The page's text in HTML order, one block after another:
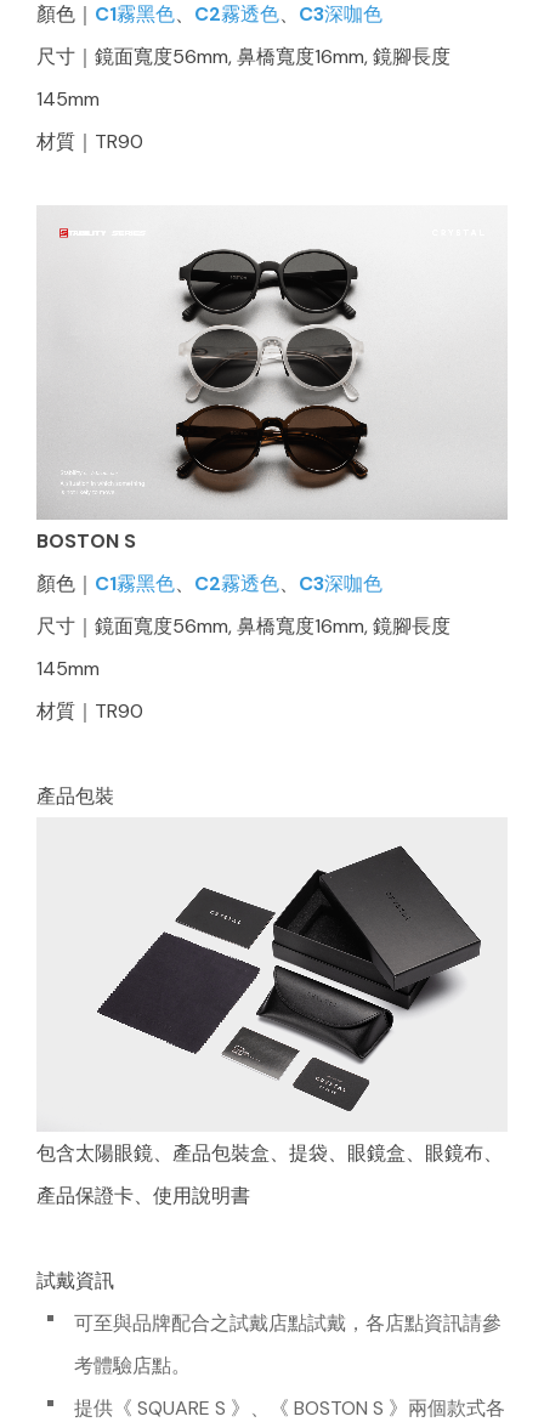
顏色｜ C1霧黑色、 C2霧透色、 C3深咖色
尺寸｜鏡面寬度56mm, 鼻橋寬度16mm, 鏡腳長度
145mm
材質｜TR90
BOSTON S
顏色｜ C1霧黑色、 C2霧透色、 C3深咖色
尺寸｜鏡面寬度56mm, 鼻橋寬度16mm, 鏡腳長度
145mm
材質｜TR90
產品包裝
包含太陽眼鏡、產品包裝盒、提袋、眼鏡盒、眼鏡布、
產品保證卡、使用說明書
試戴資訊
可至與品牌配合之試戴店點試戴，各店點資訊請參
考體驗店點。
提供《 SQUARE S 》、《 BOSTON S 》兩個款式各